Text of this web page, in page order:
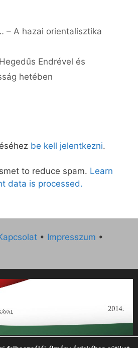
– A hazai orientalisztika
Endrével és
hetében
be kell jelentkezni.
to reduce spam. Learn
data is processed.
• Impresszum •
hetilap 2014. évi működésének